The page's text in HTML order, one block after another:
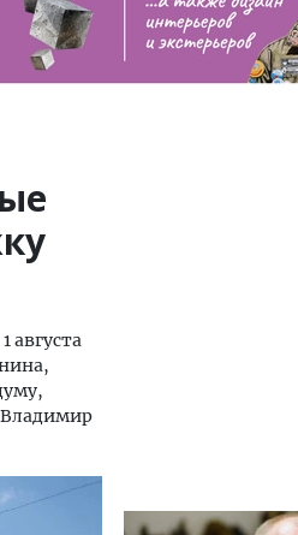
августа
Владимир